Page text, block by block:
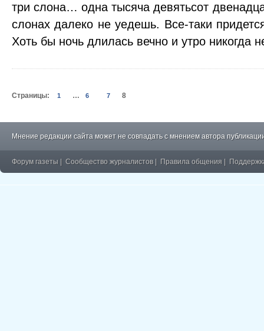
три слона… одна тысяча девятьсот
слонах далеко не уедешь. Все-таки
Хоть бы ночь длилась вечно и утро никогда
Страницы: 1 … 6 7 8
Мнение редакции сайта может не совпадать с мнением автора
Форум газеты Сообщество журналистов Правила общения
�